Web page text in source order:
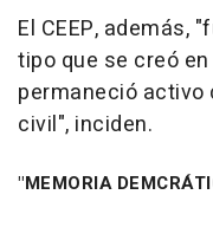
El CEEP, además,
tipo que se creó
permaneció activo
civil", inciden.
"MEMORIA